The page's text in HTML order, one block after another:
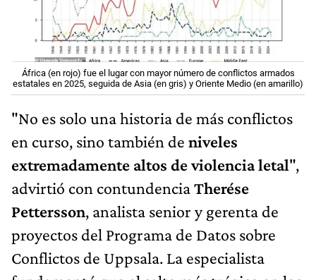
África (en rojo) fue el lugar con mayor número de conflictos armados
estatales en 2025, seguida de Asia (en gris) y Oriente Medio (en amarillo)
"No es solo una historia de más conflictos
en curso, sino también de niveles
extremadamente altos de violencia letal",
advirtió con contundenciaTherése
Pettersson, analista senior y gerenta de
proyectos del Programa de Datos sobre
Conflictos de Uppsala. La especialista